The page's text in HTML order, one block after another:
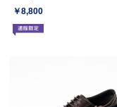
￥8,800